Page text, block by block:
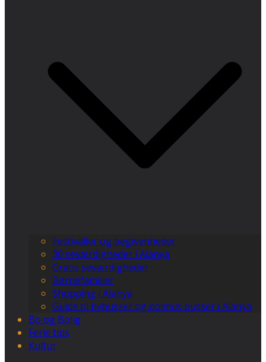
Festivaller og begivenheder
30 seværdigheder i Alanya
Gratis seværdigheder
Børnefamilier
Shopping i Alanya
Guide til bybusser og dolmus busser i Alanya
Bo og Bolig
Ferie tips
Kultur